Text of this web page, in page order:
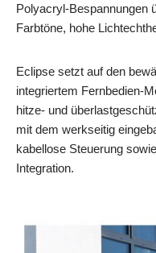
Polyacryl-Bespannungen
Farbtöne, hohe
Eclipse setzt auf den
integriertem Fernbedien-
hitze- und
mit dem werkseitig
kabellose Steuerung
Integration.